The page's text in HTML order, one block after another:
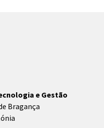
e Gestão
Bragança